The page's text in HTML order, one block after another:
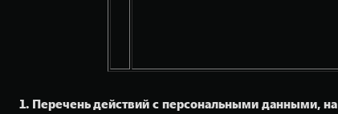
1. Перечень действий с персональными данными,